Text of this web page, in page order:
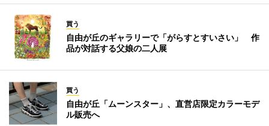
買う
自由が丘のギャラリーで「がらすとすいさい」 作
品が対話する父娘の二人展
買う
自由が丘「ムーンスター」、直営店限定カラーモデ
ル販売へ